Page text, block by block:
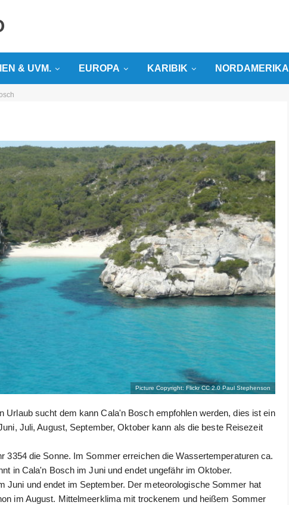
& UVM. EUROPA KARIBIK NORDAMERIKA
Picture Copyright: Flickr CC 2.0 Paul Stephenson
Urlaub sucht dem kann Cala'n Bosch empfohlen werden, dies ist ein
Juli, August, September, Oktober kann als die beste Reisezeit
3354 die Sonne. Im Sommer erreichen die Wassertemperaturen ca.
in Cala'n Bosch im Juni und endet ungefähr im Oktober.
Juni und endet im September. Der meteorologische Sommer hat
im August. Mittelmeerklima mit trockenem und heißem Sommer